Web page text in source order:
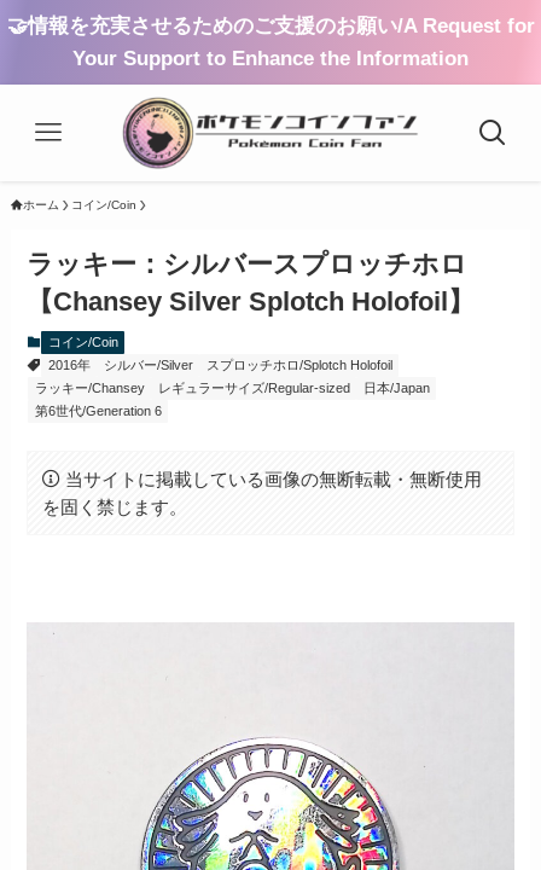
🤝情報を充実させるためのご支援のお願い/A Request for
Your Support to Enhance the Information
ホーム コイン/Coin
ラッキー：シルバースプロッチホロ
【Chansey Silver Splotch Holofoil】
コイン/Coin
2016年
シルバー/Silver
スプロッチホロ/Splotch Holofoil
ラッキー/Chansey
レギュラーサイズ/Regular-sized
日本/Japan
第6世代/Generation 6
当サイトに掲載している画像の無断転載・無断使用
を固く禁じます。